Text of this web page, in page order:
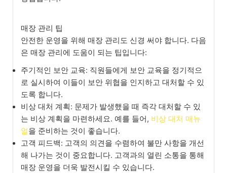
매장 관리 팁
안전한 운영을 위해 매장 관리도 신경 써야 합니다. 다음
은 매장 관리에 도움이 되는 팁입니다:
주기적인 보안 교육: 직원들에게 보안 교육을 정기적으
로 실시하여 이들이 보안 위협을 인지하고 대처할 수 있
도록 합니다.
비상 대처 계획: 문제가 발생했을 때 즉각 대처할 수 있
는 비상 계획을 마련하세요. 예를 들어, 비상 대처 매뉴
얼을 준비하는 것이 좋습니다.
고객 피드백: 고객의 의견을 수렴하여 불만 사항을 개선
해 나가는 것이 중요합니다. 고객과의 열린 소통을 통해
매장 운영을 더욱 발전시킬 수 있습니다.